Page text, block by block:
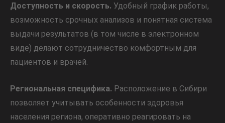
Доступность и скорость. Удобный график работы,
возможность срочных анализов и понятная система
выдачи результатов (в том числе в электронном
виде) делают сотрудничество комфортным для
пациентов и врачей.
Региональная специфика. Расположение в Сибири
позволяет учитывать особенности здоровья
населения региона, оперативно реагировать на